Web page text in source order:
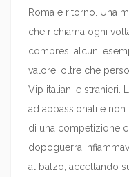
Roma e ritorno. Una
che richiama ogni
compresi alcuni
valore, oltre che
Vip italiani e stranieri.
ad appassionati e
di una competizione
dopoguerra
al balzo, accettando